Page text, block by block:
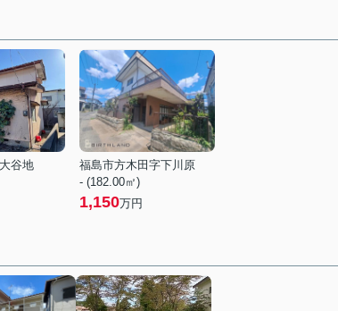
谷地
福島市方木田字下川原
- (182.00㎡)
1,150万円